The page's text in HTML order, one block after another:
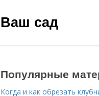
Ваш сад
Популярные
Когда и как обрезать